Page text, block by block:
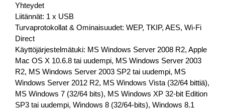
Yhteydet
Liitännät: 1 x USB
Turvaprotokollat & Ominaisuudet: WEP, TKIP, AES, Wi-Fi
Direct
Käyttöjärjestelmätuki: MS Windows Server 2008 R2, Apple
Mac OS X 10.6.8 tai uudempi, MS Windows Server 2003
R2, MS Windows Server 2003 SP2 tai uudempi, MS
Windows Server 2012 R2, MS Windows Vista (32/64 bittiä),
MS Windows 7 (32/64 bits), MS Windows XP 32-bit Edition
SP3 tai uudempi, Windows 8 (32/64-bits), Windows 8.1